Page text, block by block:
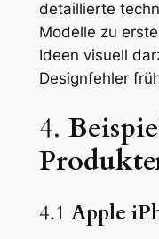
detaillierte
Modelle zu
Ideen visuell
Designfehler
4.
4.1 Apple